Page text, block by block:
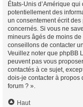
États-Unis d’Amérique
potentiellement des
un consentement écrit
concernés. Si vous ne
mineurs âgés de moins
conseillons de contacter
Veuillez noter que phpBB
peuvent pas vous
contactés à ce sujet,
dois-je contacter à propos
forum ? ».
Haut